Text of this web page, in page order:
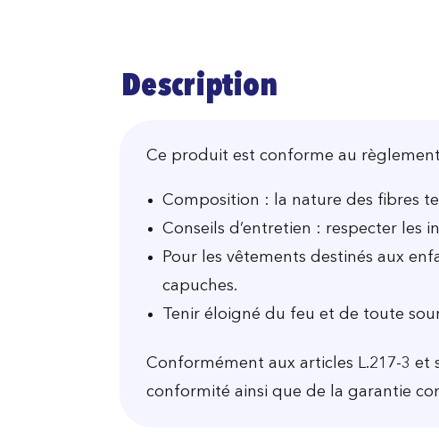
Description
Ce produit est conforme au
Composition : la nature des fibres
Conseils d’entretien : respecter les
Pour les vêtements destinés aux
capuches.
Tenir éloigné du feu et de toute
Conformément aux articles L.217-3
conformité ainsi que de la garantie